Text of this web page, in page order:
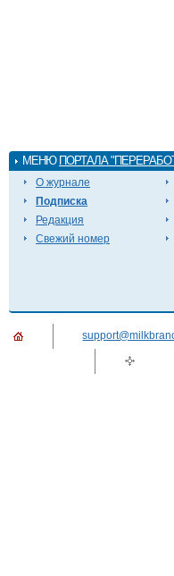
МЕНЮ ПОРТАЛА
О журнале
Подписка
Редакция
Свежий номер